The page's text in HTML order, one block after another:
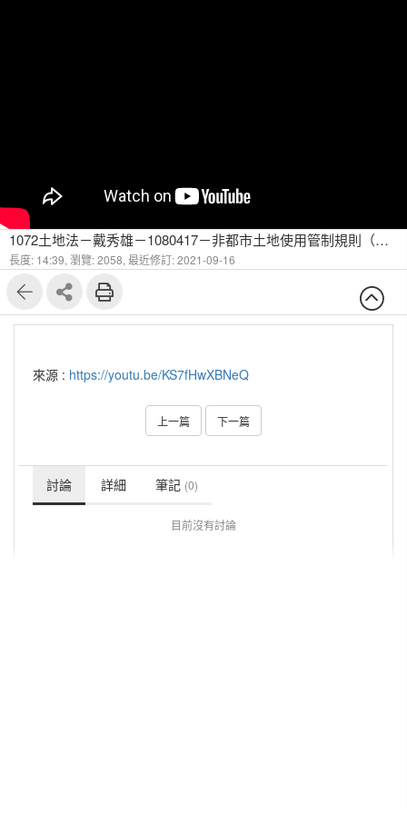
1072土地法－戴秀雄－1080417－非都市土地使用管制規則（一）
長度: 14:39, 瀏覽: 2058, 最近修訂: 2021-09-16
來源 : https://youtu.be/KS7fHwXBNeQ
上一篇 下一篇
討論 詳細 筆記 (0)
目前沒有討論